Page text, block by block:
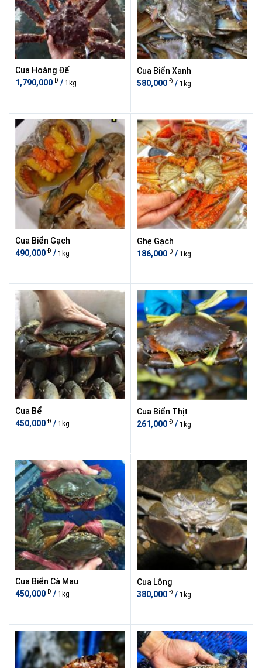
Cua Hoàng Đế
1,790,000 Đ / 1kg
Cua Biển Xanh
580,000 Đ / 1kg
Cua Biển Gạch
490,000 Đ / 1kg
Ghẹ Gạch
186,000 Đ / 1kg
Cua Bể
450,000 Đ / 1kg
Cua Biển Thịt
261,000 Đ / 1kg
Cua Biển Cà Mau
450,000 Đ / 1kg
Cua Lông
380,000 Đ / 1kg